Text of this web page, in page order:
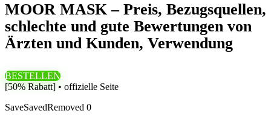
MOOR MASK – Preis, Bezugsquellen,
schlechte und gute Bewertungen von
Ärzten und Kunden, Verwendung
BESTELLEN
[50% Rabatt] • offizielle Seite
SaveSavedRemoved 0